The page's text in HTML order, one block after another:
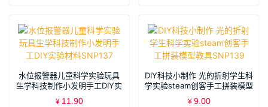
水位报警器儿童科学实验玩具
生学科技制作小发明手工DIY实
验材料SNP137
¥ 11.90
DIY科技小制作 光的折射学生科
学实验steam创客手工拼装模型
教具SNP139
¥ 9.00